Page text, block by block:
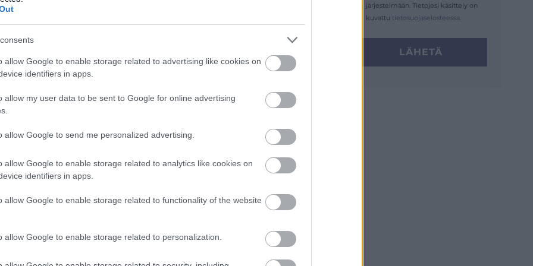
allow Google to enable storage related to advertising like cookies on
identifiers in apps.
allow my user data to be sent to Google for online advertising
allow Google to send me personalized advertising.
allow Google to enable storage related to analytics like cookies on
identifiers in apps.
allow Google to enable storage related to functionality of the website
allow Google to enable storage related to personalization.
Yhtiömuodot
Julkinen osakeyhtiö
Osuuskunta
Avoin yhtiö
Järjestöt ja yhdistykset
järjestelmään. Tietojesi käsittely on
kuvattu tietosuojaselosteessa
LÄHETÄ